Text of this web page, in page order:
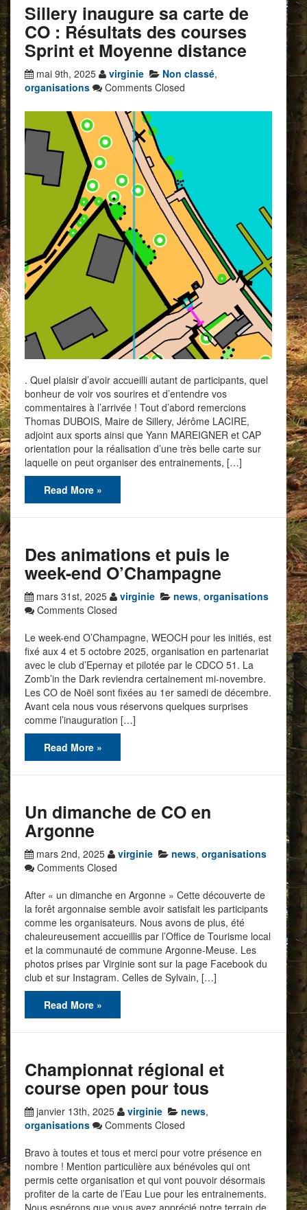
Sillery inaugure sa carte de
CO : Résultats des courses
Sprint et Moyenne distance
mai 9th, 2025 virginie Non classé,
organisations
Comments Closed
. Quel plaisir d’avoir accueilli autant de participants, quel
bonheur de voir vos sourires et d’entendre vos
commentaires à l’arrivée ! Tout d’abord remercions
Thomas DUBOIS, Maire de Sillery, Jérôme LACIRE,
adjoint aux sports ainsi que Yann MAREIGNER et CAP
orientation pour la réalisation d’une très belle carte sur
laquelle on peut organiser des entrainements, […]
Read More »
Des animations et puis le
week-end O’Champagne
mars 31st, 2025 virginie news, organisations
Comments Closed
Le week-end O’Champagne, WEOCH pour les initiés, est
fixé aux 4 et 5 octobre 2025, organisation en partenariat
avec le club d’Epernay et pilotée par le CDCO 51. La
Zomb’in the Dark reviendra certainement mi-novembre.
Les CO de Noël sont fixées au 1er samedi de décembre.
Avant cela nous vous réservons quelques surprises
comme l’inauguration […]
Read More »
Un dimanche de CO en
Argonne
mars 2nd, 2025 virginie news, organisations
Comments Closed
After « un dimanche en Argonne » Cette découverte de
la forêt argonnaise semble avoir satisfait les participants
comme les organisateurs. Nous avons de plus, été
chaleureusement accueillis par l’Office de Tourisme local
et la communauté de commune Argonne-Meuse. Les
photos prises par Virginie sont sur la page Facebook du
club et sur Instagram. Celles de Sylvain, […]
Read More »
Championnat régional et
course open pour tous
janvier 13th, 2025 virginie news,
organisations
Comments Closed
Bravo à toutes et tous et merci pour votre présence en
nombre ! Mention particulière aux bénévoles qui ont
permis cette organisation et qui vont pouvoir désormais
profiter de la carte de l’Eau Lue pour les entrainements.
Nous espérons que vous avez apprécié notre terrain de